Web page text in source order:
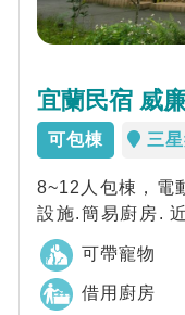
宜蘭民宿 威
可包棟 三
8~12人包棟，電
設施.簡易廚房.
花湖.天送碑.親
可帶寵物
借用廚房